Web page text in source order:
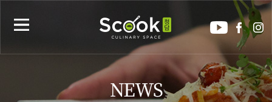
NEWS